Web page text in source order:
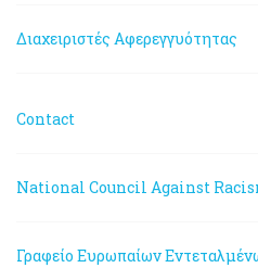
Διαχειριστές Αφερεγγυότητας
Contact
National Council Against
Γραφείο Ευρωπαίων